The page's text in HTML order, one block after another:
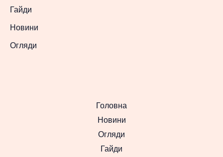
Гайди
Новини
Огляди
Головна
Новини
Огляди
Гайди